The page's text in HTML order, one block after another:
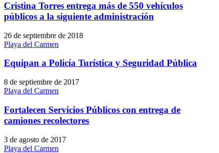
Cristina Torres entrega más de 550 vehículos
públicos a la siguiente administración
26 de septiembre de 2018
Playa del Carmen
Equipan a Policía Turística y Seguridad Pública
8 de septiembre de 2017
Playa del Carmen
Fortalecen Servicios Públicos con entrega de
camiones recolectores
3 de agosto de 2017
Playa del Carmen